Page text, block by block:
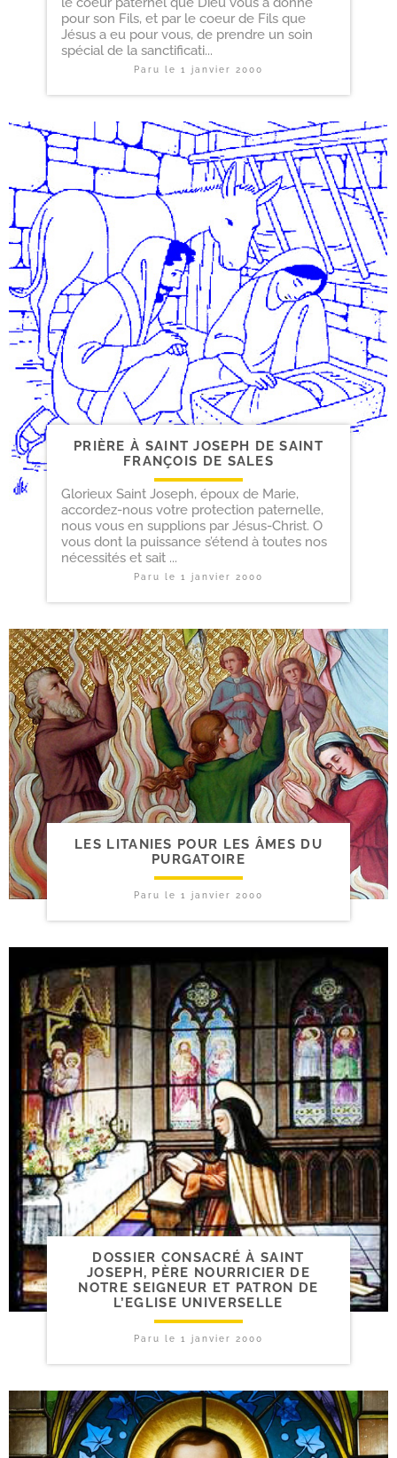
pour son Fils, et par le coeur de Fils que
Jésus a eu pour vous, de prendre un soin
spécial de la sanctificati...
Paru le 1 janvier 2000
PRIÈRE À SAINT JOSEPH DE SAINT
FRANÇOIS DE SALES
Glorieux Saint Joseph, époux de Marie,
accordez-nous votre protection paternelle,
nous vous en supplions par Jésus-Christ. O
vous dont la puissance s’étend à toutes nos
nécessités et sait ...
Paru le 1 janvier 2000
LES LITANIES POUR LES ÂMES DU
PURGATOIRE
Paru le 1 janvier 2000
DOSSIER CONSACRÉ À SAINT
JOSEPH, PÈRE NOURRICIER DE
NOTRE SEIGNEUR ET PATRON DE
L’EGLISE UNIVERSELLE
Paru le 1 janvier 2000